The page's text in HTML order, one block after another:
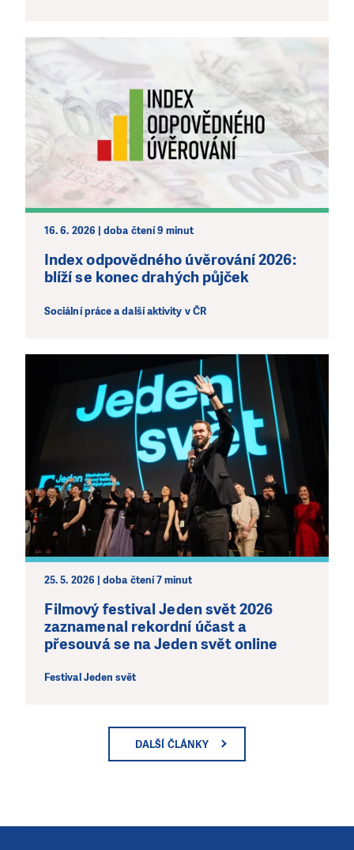
16. 6. 2026 | doba čtení 9 minut
Index odpovědného úvěrování 2026:
blíží se konec drahých půjček
Sociální práce a další aktivity v ČR
25. 5. 2026 | doba čtení 7 minut
Filmový festival Jeden svět 2026
zaznamenal rekordní účast a
přesouvá se na Jeden svět online
Festival Jeden svět
DALŠÍ ČLÁNKY
PODPOŘTE NÁS!
Abychom mohli pomáhat smysluplně, neobejdeme se
bez Vaší podpory. Ať už se nám rozhodnete pomoci
jedním darem nebo se stanete pravidelným dárcem
Klubu přátel, Vaše dary nám umožní pomoci vždy tam,
kde je to nejvíce potřeba.
DAROVAT DAROVAT PRAVIDELNĚ